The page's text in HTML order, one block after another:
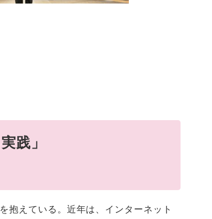
実践」
抱えている。近年は、インターネット